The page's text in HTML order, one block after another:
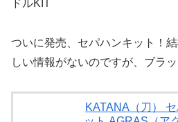
ついに発売、セパハンキット！
しい情報がないのですが、ブラ
KATANA（刀）